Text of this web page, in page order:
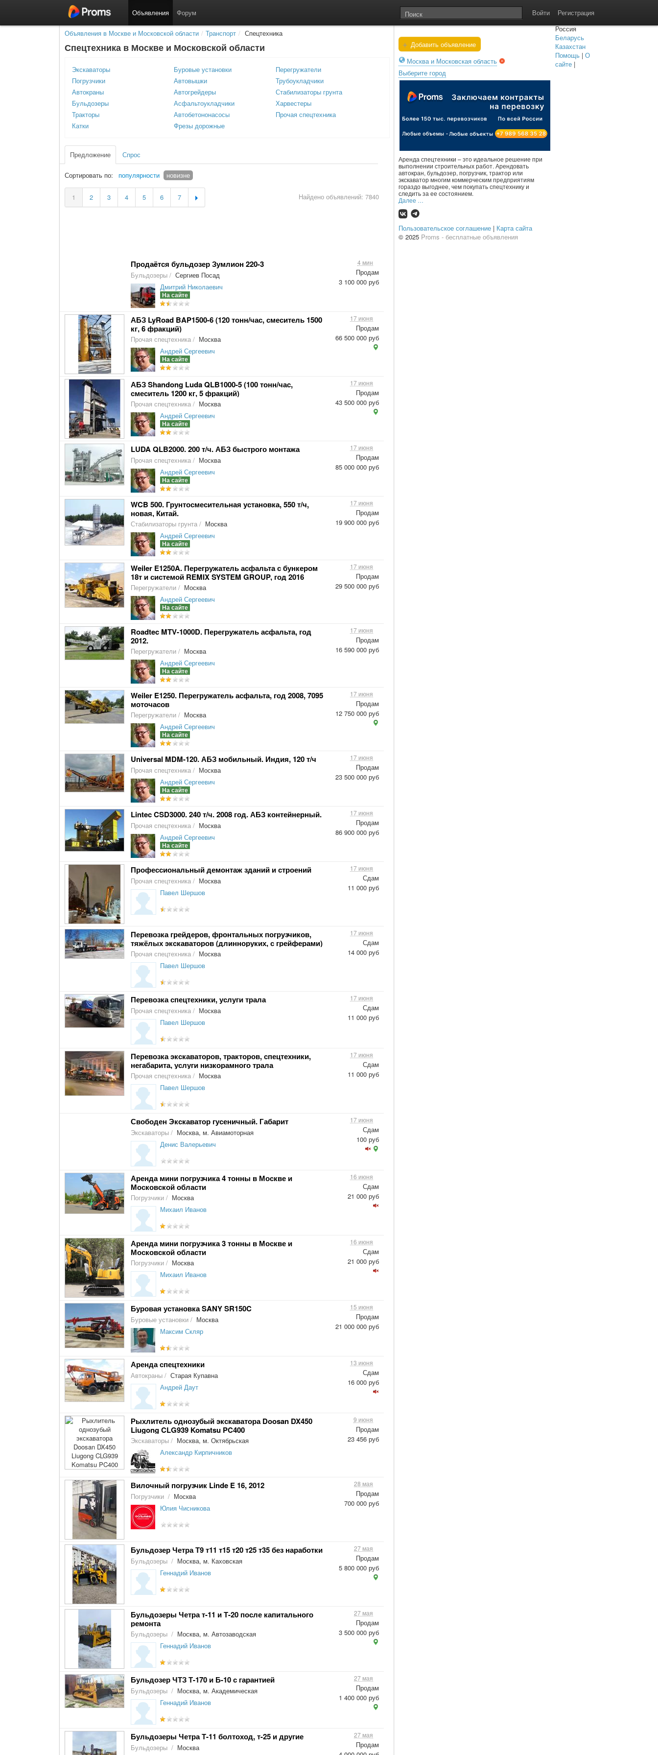
Объявления Форум Войти Регистрация
Объявления в Москве и Московской области / Транспорт / Спецтехника
Спецтехника в Москве и Московской области
Экскаваторы
Погрузчики
Автокраны
Бульдозеры
Тракторы
Катки
Буровые установки
Автовышки
Автогрейдеры
Асфальтоукладчики
Автобетононасосы
Фрезы дорожные
Перегружатели
Трубоукладчики
Стабилизаторы грунта
Харвестеры
Прочая спецтехника
Предложение Спрос
Сортировать по: популярности новизне
1 2 3 4 5 6 7 Найдено объявлений: 7840
Продаëтся бульдозер Зумлион 220-3 4 мин
Бульдозеры / Сергиев Посад
Продам
3 100 000 руб
Дмитрий Николаевич
На сайте
АБЗ LyRoad BAP1500-6 (120 тонн/час, смеситель 1500
кг, 6 фракций)
17 июня
Прочая спецтехника / Москва
Продам
66 500 000 руб
Андрей Сергеевич
На сайте
АБЗ Shandong Luda QLB1000-5 (100 тонн/час,
смеситель 1200 кг, 5 фракций)
17 июня
Прочая спецтехника / Москва
Продам
43 500 000 руб
Андрей Сергеевич
На сайте
LUDA QLB2000. 200 т/ч. АБЗ быстрого монтажа 17 июня
Прочая спецтехника / Москва
Продам
85 000 000 руб
Андрей Сергеевич
На сайте
WCB 500. Грунтосмесительная установка, 550 т/ч,
новая, Китай.
17 июня
Стабилизаторы грунта / Москва
Продам
19 900 000 руб
Андрей Сергеевич
На сайте
Weiler E1250A. Перегружатель асфальта с бункером
18т и системой REMIX SYSTEM GROUP, год 2016
17 июня
Перегружатели / Москва
Продам
29 500 000 руб
Андрей Сергеевич
На сайте
Roadtec MTV-1000D. Перегружатель асфальта, год
2012.
17 июня
Перегружатели / Москва
Продам
16 590 000 руб
Андрей Сергеевич
На сайте
Weiler E1250. Перегружатель асфальта, год 2008, 7095
моточасов
17 июня
Перегружатели / Москва
Продам
12 750 000 руб
Андрей Сергеевич
На сайте
Universal MDM-120. АБЗ мобильный. Индия, 120 т/ч 17 июня
Прочая спецтехника / Москва
Продам
23 500 000 руб
Андрей Сергеевич
На сайте
Lintec CSD3000. 240 т/ч. 2008 год. АБЗ контейнерный. 17 июня
Прочая спецтехника / Москва
Продам
86 900 000 руб
Андрей Сергеевич
На сайте
Профессиональный демонтаж зданий и строений 17 июня
Прочая спецтехника / Москва
Сдам
11 000 руб
Павел Шершов
Перевозка грейдеров, фронтальных погрузчиков,
тяжёлых экскаваторов (длинноруких, с грейферами)
17 июня
Прочая спецтехника / Москва
Сдам
14 000 руб
Павел Шершов
Перевозка спецтехники, услуги трала 17 июня
Прочая спецтехника / Москва
Сдам
11 000 руб
Павел Шершов
Перевозка экскаваторов, тракторов, спецтехники,
негабарита, услуги низкорамного трала
17 июня
Прочая спецтехника / Москва
Сдам
11 000 руб
Павел Шершов
Свободен Экскаватор гусеничный. Габарит 17 июня
Экскаваторы / Москва, м. Авиамоторная
Сдам
100 руб
Денис Валерьевич
Аренда мини погрузчика 4 тонны в Москве и
Московской области
16 июня
Погрузчики / Москва
Сдам
21 000 руб
Михаил Иванов
Аренда мини погрузчика 3 тонны в Москве и
Московской области
16 июня
Погрузчики / Москва
Сдам
21 000 руб
Михаил Иванов
Буровая установка SANY SR150C 15 июня
Буровые установки / Москва
Продам
21 000 000 руб
Максим Скляр
Аренда спецтехники 13 июня
Автокраны / Старая Купавна
Сдам
16 000 руб
Андрей Даут
Рыхлитель однозубый экскаватора Doosan DX450
Liugong CLG939 Komatsu PC400
9 июня
Экскаваторы / Москва, м. Октябрьская
Продам
23 456 руб
Александр Кирпичников
Вилочный погрузчик Linde E 16, 2012 28 мая
Погрузчики / Москва
Продам
700 000 руб
Юлия Чисникова
Бульдозер Четра Т9 т11 т15 т20 т25 т35 без наработки 27 мая
Бульдозеры / Москва, м. Каховская
Продам
5 800 000 руб
Геннадий Иванов
Бульдозеры Четра т-11 и Т-20 после капитального
ремонта
27 мая
Бульдозеры / Москва, м. Автозаводская
Продам
3 500 000 руб
Геннадий Иванов
Бульдозер ЧТЗ Т-170 и Б-10 с гарантией 27 мая
Бульдозеры / Москва, м. Академическая
Продам
1 400 000 руб
Геннадий Иванов
Бульдозеры Четра Т-11 болтоход, т-25 и другие 27 мая
Бульдозеры / Москва
Продам
+ Добавить объявление
Москва и Московская область
Выберите город
Аренда спецтехники – это идеальное решение при
выполнении строительных работ. Арендовать
автокран, бульдозер, погрузчик, трактор или
экскаватор многим коммерческим предприятиям
гораздо выгоднее, чем покупать спецтехнику и
следить за ее состоянием.
Далее …
Россия
Беларусь
Казахстан
Помощь | О
сайте |
Пользовательское соглашение | Карта сайта
© 2025 Proms - бесплатные объявления